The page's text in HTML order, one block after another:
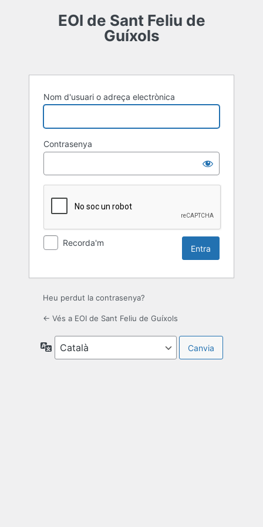
EOI de Sant Feliu de
Guíxols
Nom d'usuari o adreça electrònica
Contrasenya
Recorda'm
Heu perdut la contrasenya?
← Vés a EOI de Sant Feliu de Guíxols
Idioma